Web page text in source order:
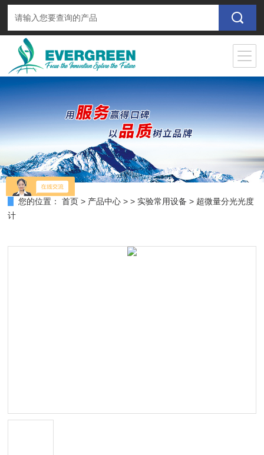
您的位置： 首页 > 产品中心 > > 实验常用设备 > 超微量分光光度
计